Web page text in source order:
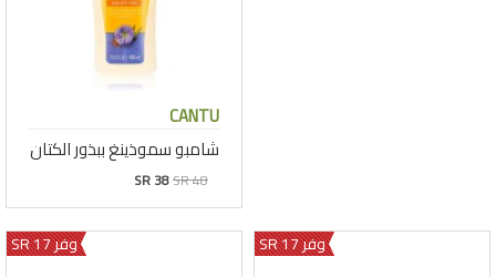
CANTU
شامبو سموذينغ ببذور الكتان
SR 38SR 48
وفر 17 SR وفر 17 SR